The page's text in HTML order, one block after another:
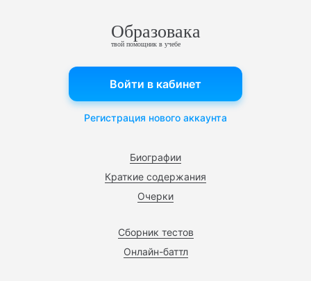
Образовака
твой помощник в учебе
Биографии
Краткие содержания
Очерки
Сборник тестов
Онлайн-баттл
Войти в кабинет
Регистрация нового аккаунта